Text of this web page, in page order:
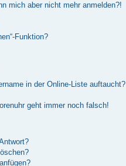
mich aber nicht mehr anmelden?!
Funktion?
in der Online-Liste auftaucht?
geht immer noch falsch!